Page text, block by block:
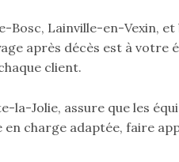
Lainville-en-Vexin, et
après décès est à votre
client.
Jolie, assure que les
charge adaptée, faire